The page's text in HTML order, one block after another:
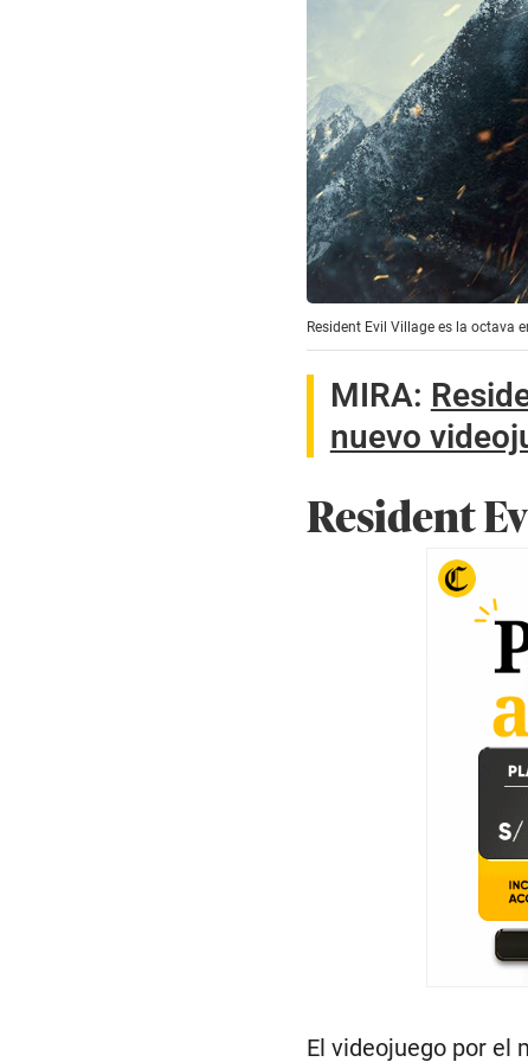
Resident Evil Village es la octava
MIRA:
nuevo
Resident
El videojuego por el